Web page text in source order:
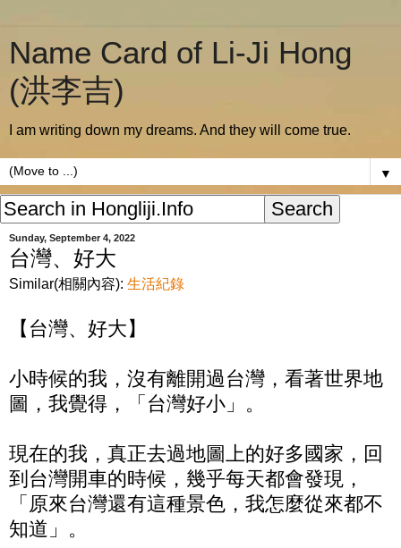
Name Card of Li-Ji Hong
(洪李吉)
I am writing down my dreams. And they will come true.
▼
Sunday, September 4, 2022
台灣、好大
Similar(相關內容): 生活紀錄
【台灣、好大】
小時候的我，沒有離開過台灣，看著世界地
圖，我覺得，「台灣好小」。
現在的我，真正去過地圖上的好多國家，回
到台灣開車的時候，幾乎每天都會發現，
「原來台灣還有這種景色，我怎麼從來都不
知道」。